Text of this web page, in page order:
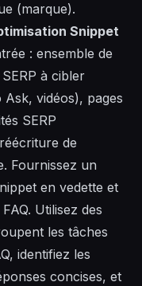
(marque).
Snippet
: ensemble de
à cibler
vidéos), pages
SERP
de
Fournissez un
en vedette et
Utilisez des
les tâches
identifiez les
concises, et